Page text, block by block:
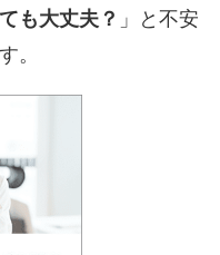
も大丈夫？ 」と不安
。